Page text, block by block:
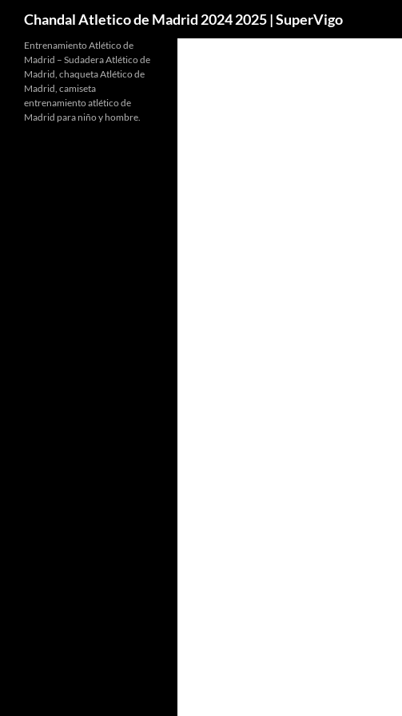
Chandal Atletico de Madrid 2024 2025 | SuperVigo
Entrenamiento Atlético de
Madrid – Sudadera Atlético de
Madrid, chaqueta Atlético de
Madrid, camiseta
entrenamiento atlético de
Madrid para niño y hombre.